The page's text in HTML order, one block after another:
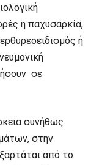
η παχυσαρκία,
ή
σε
συνήθως
στην
από το